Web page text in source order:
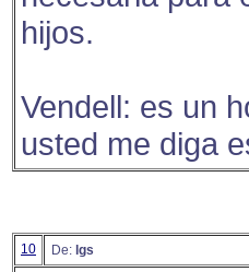
hijos.
Vendell: es un
usted me diga
10 De: lgs